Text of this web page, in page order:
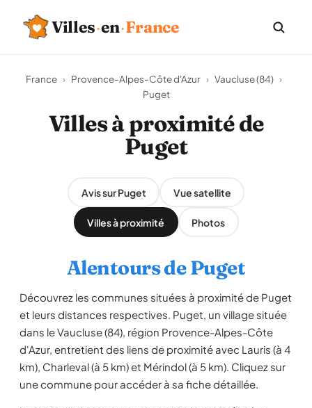
Villes·en·France
France › Provence-Alpes-Côte d'Azur › Vaucluse (84) ›
Puget
Villes à proximité de
Puget
Avis sur Puget Vue satellite
Villes à proximité Photos
Alentours de Puget
Découvrez les communes situées à proximité de Puget
et leurs distances respectives. Puget, un village située
dans le Vaucluse (84), région Provence-Alpes-Côte
d'Azur, entretient des liens de proximité avec Lauris (à 4
km), Charleval (à 5 km) et Mérindol (à 5 km). Cliquez sur
une commune pour accéder à sa fiche détaillée.